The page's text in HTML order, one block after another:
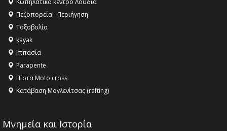
Κωπηλατικό κέντρο Λουδία
Πεζοπορεία - Περιήγηση
Τοξοβολία
kayak
Ιππασία
Parapente
Πίστα Moto cross
Κατάβαση Μογλενίτσας (rafting)
Μνημεία και Ιστορία